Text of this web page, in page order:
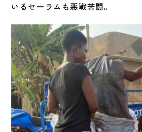
いるセーラムも悪戦苦闘。